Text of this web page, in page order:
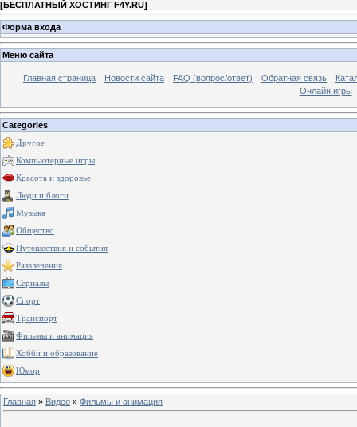
[БЕСПЛАТНЫЙ ХОСТИНГ F4Y.RU]
Форма входа
Меню сайта
Главная страница Новости сайта FAQ (вопрос/ответ) Обратная связь
Онлайн игры
Categories
Другое
Компьютерные игры
Красота и здоровье
Люди и блоги
Музыка
Общество
Путешествия и события
Развлечения
Сериалы
Спорт
Транспорт
Фильмы и анимация
Хобби и образование
Юмор
Главная » Видео » Фильмы и анимация